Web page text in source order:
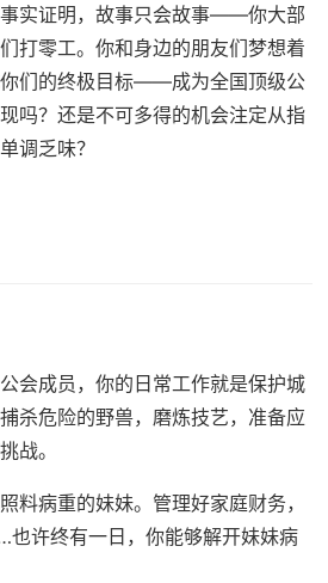
实证明，故事只会故事——你大部
打零工。你和身边的朋友们梦想着
们的终极目标——成为全国顶级公
吗？还是不可多得的机会注定从指
调乏味？
会成员，你的日常工作就是保护城
危险的野兽，磨炼技艺，准备应
战。
料病重的妹妹。管理好家庭财务，
许终有一日，你能够解开妹妹病